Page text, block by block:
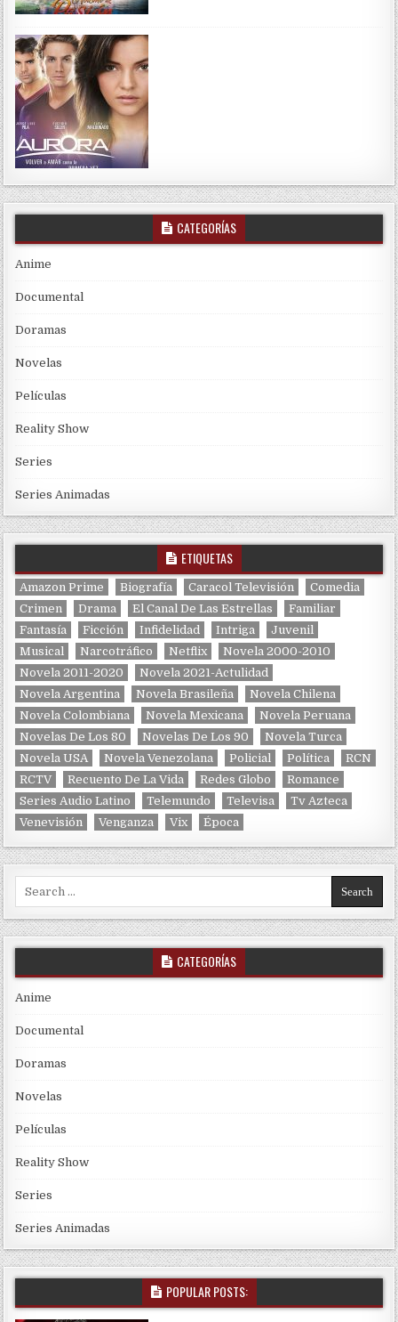
CATEGORÍAS
Anime
Documental
Doramas
Novelas
Películas
Reality Show
Series
Series Animadas
ETIQUETAS
Amazon Prime Biografía Caracol Televisión
Comedia
Crimen
Drama El Canal De Las Estrellas
Familiar
Fantasía
Ficción Infidelidad Intriga
Juvenil
Musical
Narcotráfico Netflix
Novela 2000-2010
Novela 2011-2020
Novela 2021-Actulidad
Novela Argentina
Novela Brasileña
Novela Chilena
Novela Colombiana
Novela Mexicana
Novela Peruana
Novelas De Los 80
Novelas De Los 90
Novela Turca
Novela USA
Novela Venezolana Policial Política
RCN
RCTV
Recuento De La Vida Redes Globo
Romance
Series Audio Latino
Telemundo Televisa
Tv Azteca
Venevisión
Venganza Vix Época
Search for:
CATEGORÍAS
Anime
Documental
Doramas
Novelas
Películas
Reality Show
Series
Series Animadas
POPULAR POSTS: